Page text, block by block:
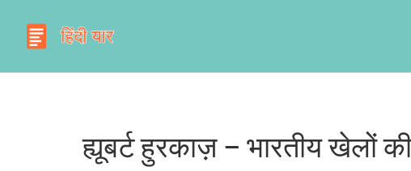
ह्यूबर्ट हुरकाज़ – भारतीय खेलों